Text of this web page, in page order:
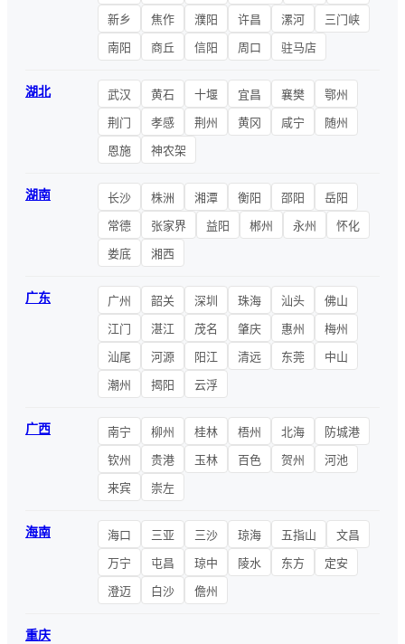
新乡 焦作 濮阳 许昌 漯河 三门峡
南阳 商丘 信阳 周口 驻马店
湖北 武汉 黄石 十堰 宜昌 襄樊 鄂州
荆门 孝感 荆州 黄冈 咸宁 随州
恩施 神农架
湖南 长沙 株洲 湘潭 衡阳 邵阳 岳阳
常德 张家界 益阳 郴州 永州 怀化
娄底 湘西
广东 广州 韶关 深圳 珠海 汕头 佛山
江门 湛江 茂名 肇庆 惠州 梅州
汕尾 河源 阳江 清远 东莞 中山
潮州 揭阳 云浮
广西 南宁 柳州 桂林 梧州 北海 防城港
钦州 贵港 玉林 百色 贺州 河池
来宾 崇左
海南 海口 三亚 三沙 琼海 五指山 文昌
万宁 屯昌 琼中 陵水 东方 定安
澄迈 白沙 儋州
重庆